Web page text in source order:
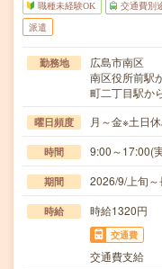
職種未経験OK 交通費別
派遣
勤務地
広島市南区
南区役所前駅
町二丁目駅か
曜日頻度 月～金※土日休
時間 9:00～17:00(
期間 2026/9/上旬
時給 時給1320円
交通費
交通費支給